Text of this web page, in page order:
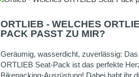
ORTLIEB - WELCHES
PACK PASST ZU MIR?
Geräumig, wasserdicht, zuverlässig:
ORTLIEB Seat-Pack ist das perfekte
Bikepacking-Ausrüstung! Dabei habt ihr